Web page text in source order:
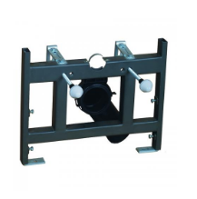
bestellingen is
aanvaardbaar.